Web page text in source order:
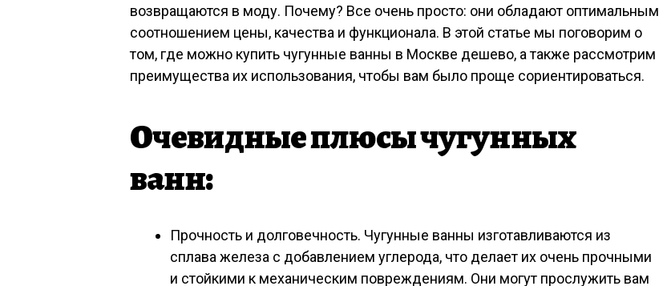
возвращаются в моду. Почему? Все очень просто: они обладают оптимальным
соотношением цены, качества и функционала. В этой статье мы поговорим о
том, где можно купить чугунные ванны в Москве дешево, а также рассмотрим
преимущества их использования, чтобы вам было проще сориентироваться.
Очевидные плюсы чугунных
ванн:
Прочность и долговечность. Чугунные ванны изготавливаются из
сплава железа с добавлением углерода, что делает их очень прочными
и стойкими к механическим повреждениям. Они могут прослужить вам